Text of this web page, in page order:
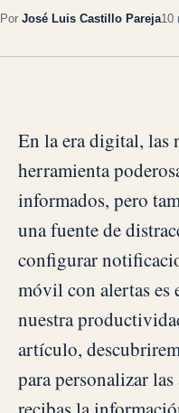
Por José Luis Castillo Pareja10
En la era digital, las
herramienta
informados, pero
una fuente de
configurar
móvil con alertas es
nuestra
artículo,
para personalizar